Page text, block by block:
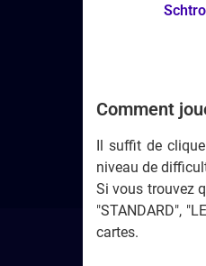
Comment
Il suffit de
niveau de
Si vous trouvez
"STANDARD",
cartes.